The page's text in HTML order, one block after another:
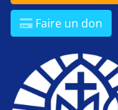
Faire un don